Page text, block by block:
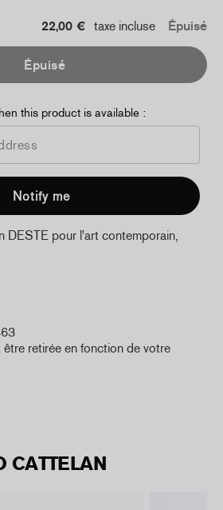
22,00 € taxe incluse Épuisé
Épuisé
this product is available :
DESTE pour l'art contemporain,
retirée en fonction de votre
CATTELAN